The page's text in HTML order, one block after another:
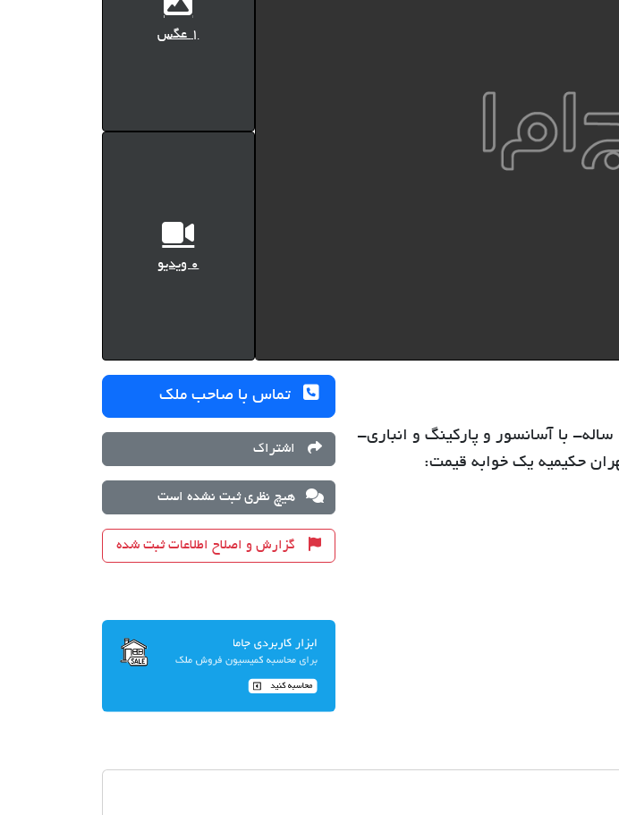
1 عگس
0 ویدیو
64 متر- حکیمیه سازمان آب- طبقه چهارم- یک خواب- کف سرامیک- 12 ساله- با آسانسور و پارکینگ و انباری-
حکیمیه یک خوابه قیمت:
تماس با صاحب ملک
اشتراک
هیچ نظری ثبت نشده است
گزارش و اصلاح اطلاعات ثبت شده